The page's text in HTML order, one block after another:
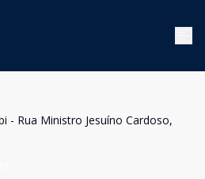
- Rua Ministro Jesuíno Cardoso,